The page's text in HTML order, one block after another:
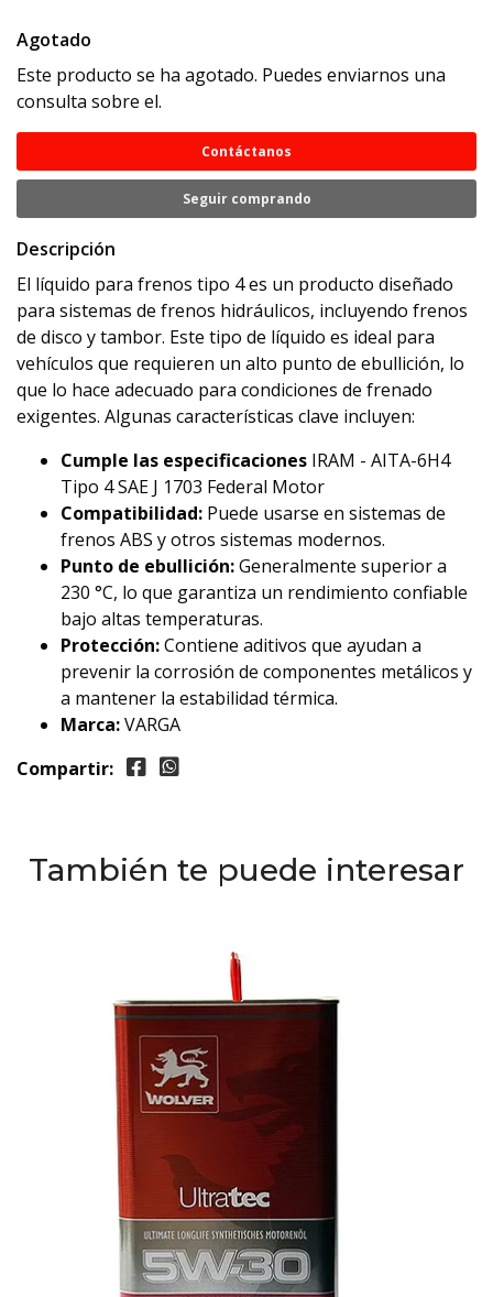
Agotado
Este producto se ha agotado. Puedes enviarnos una
consulta sobre el.
Contáctanos
Seguir comprando
Descripción
El líquido para frenos tipo 4 es un producto diseñado
para sistemas de frenos hidráulicos, incluyendo frenos
de disco y tambor. Este tipo de líquido es ideal para
vehículos que requieren un alto punto de ebullición, lo
que lo hace adecuado para condiciones de frenado
exigentes. Algunas características clave incluyen:
Cumple las especificaciones IRAM - AITA-6H4
Tipo 4 SAE J 1703 Federal Motor
Compatibilidad: Puede usarse en sistemas de
frenos ABS y otros sistemas modernos.
Punto de ebullición:Generalmente superior a
230 °C, lo que garantiza un rendimiento confiable
bajo altas temperaturas.
Protección:Contiene aditivos que ayudan a
prevenir la corrosión de componentes metálicos y
a mantener la estabilidad térmica.
Marca:VARGA
Compartir:
También te puede interesar